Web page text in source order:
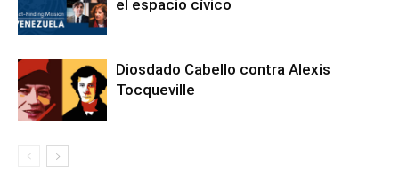
el espacio cívico
Diosdado Cabello contra Alexis
Tocqueville